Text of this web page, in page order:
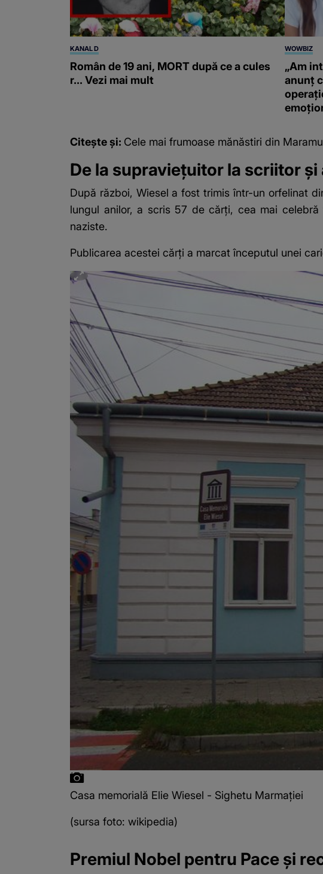
KANAL D
Român de 19 ani, MORT după ce a cules
r... Vezi mai mult
WOWBIZ
„Am
anunț
Citește și: Cele mai frumoase mănăstiri din
De la supraviețuitor la scriitor
După război, Wiesel a fost trimis într-un orfelinat
lungul anilor, a scris 57 de cărți, cea mai
naziste.
Publicarea acestei cărți a marcat începutul unei
Casa memorială Elie Wiesel - Sighetu Marmației
(sursa foto: wikipedia)
Premiul Nobel pentru Pace și